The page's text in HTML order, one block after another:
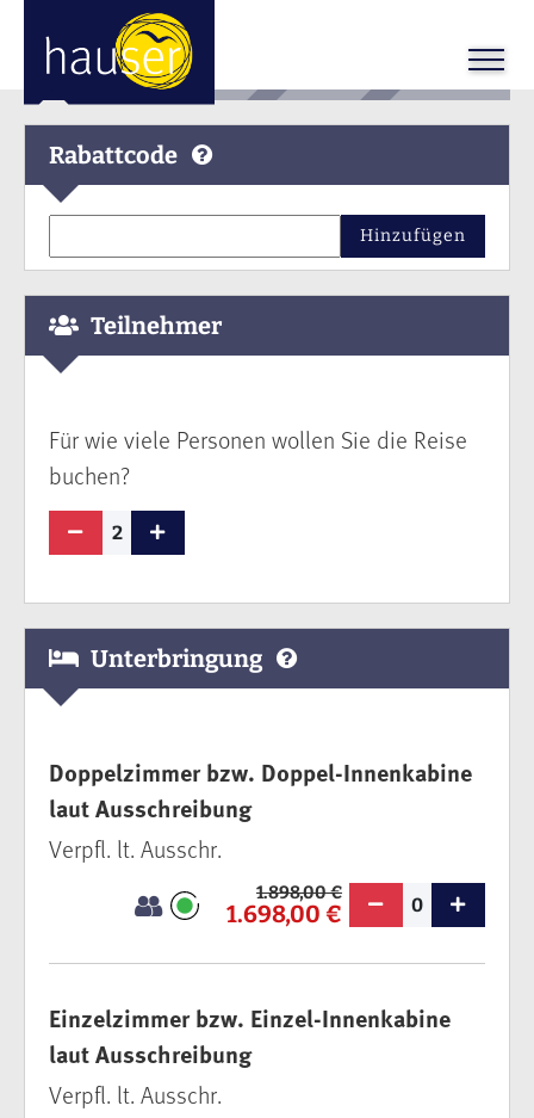
Rabattcode
Hinzufügen
Teilnehmer
Für wie viele Personen wollen Sie die Reise
buchen?
2
Unterbringung
Doppelzimmer bzw. Doppel-Innenkabine
laut Ausschreibung
1.898,00 €
1.698,00 € 0
Verpfl. lt. Ausschr.
Einzelzimmer bzw. Einzel-Innenkabine
laut Ausschreibung
Verpfl. lt. Ausschr.